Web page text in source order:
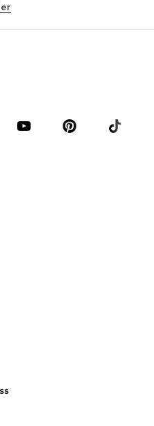
Skjortor
Kostymer & kavajer